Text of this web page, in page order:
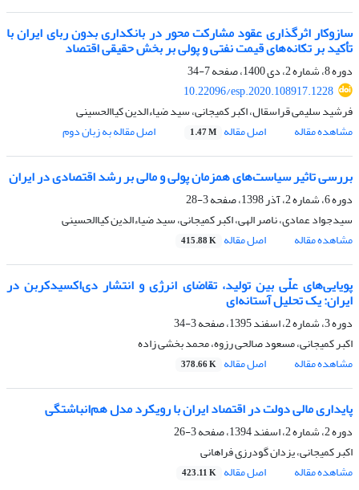
سازوکار اثرگذاری عقود مشارکت محور در بانکداری بدون ربای ایران با
تأکید بر تکانه‌های قیمت نفتی و پولی بر بخش حقیقی اقتصاد
دوره 8، شماره 2، دی 1400، صفحه
7-34
10.22096/esp.2020.108917.1228
فرشید سلیمی قراسقال، اکبر کمیجانی، سید ضیاءالدین کیاالحسینی
مشاهده مقاله
اصل مقاله 1.47 M اصل مقاله به زبان دوم
بررسی تاثیر سیاست‌های همزمان پولی و مالی بر رشد اقتصادی در ایران
دوره 6، شماره 2، آذر 1398، صفحه
3-28
سیدجواد عمادی، ناصر الهی، اکبر کمیجانی، سید ضیاءالدین کیاالحسینی
مشاهده مقاله
اصل مقاله 415.88 K
پویایی‌های علّی بین تولید، تقاضای انرژی و انتشار دی‌اکسید‌کربن در
ایران: یک تحلیل آستانه‌ای
دوره 3، شماره 2، اسفند 1395، صفحه
3-34
اکبر کمیجانی، مسعود صالحی رزوه، محمد بخشی زاده
مشاهده مقاله
اصل مقاله 378.66 K
پایداری مالی دولت در اقتصاد ایران با رویکرد مدل هم‌انباشتگی
دوره 2، شماره 2، اسفند 1394، صفحه
3-26
اکبر کمیجانی، یزدان گودرزی فراهانی
مشاهده مقاله
اصل مقاله 423.11 K